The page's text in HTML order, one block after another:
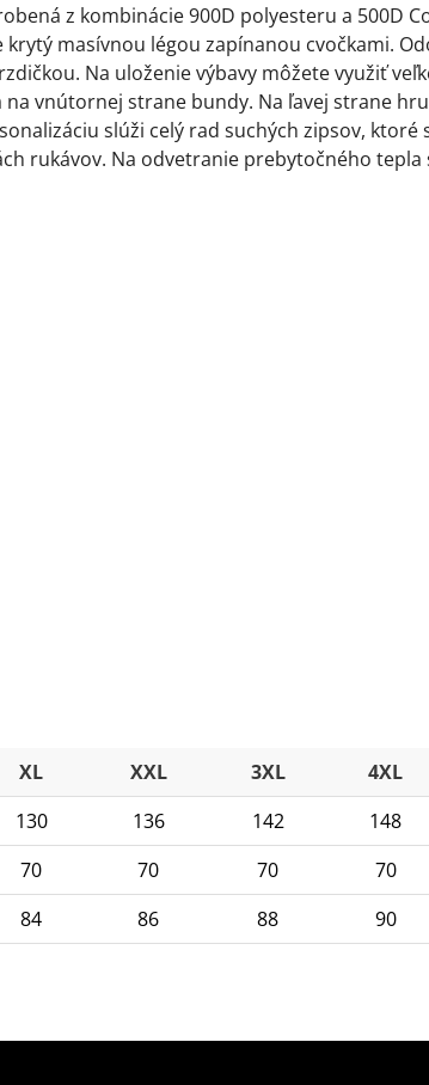
z kombinácie 900D polyesteru a 500D
masívnou légou zapínanou cvočkami.
Na uloženie výbavy môžete využiť
vnútornej strane bundy. Na ľavej strane
slúži celý rad suchých zipsov, ktoré
rukávov. Na odvetranie prebytočného tepla
XL XXL 3XL 4XL
130 136 142 148
70 70 70 70
84 86 88 90